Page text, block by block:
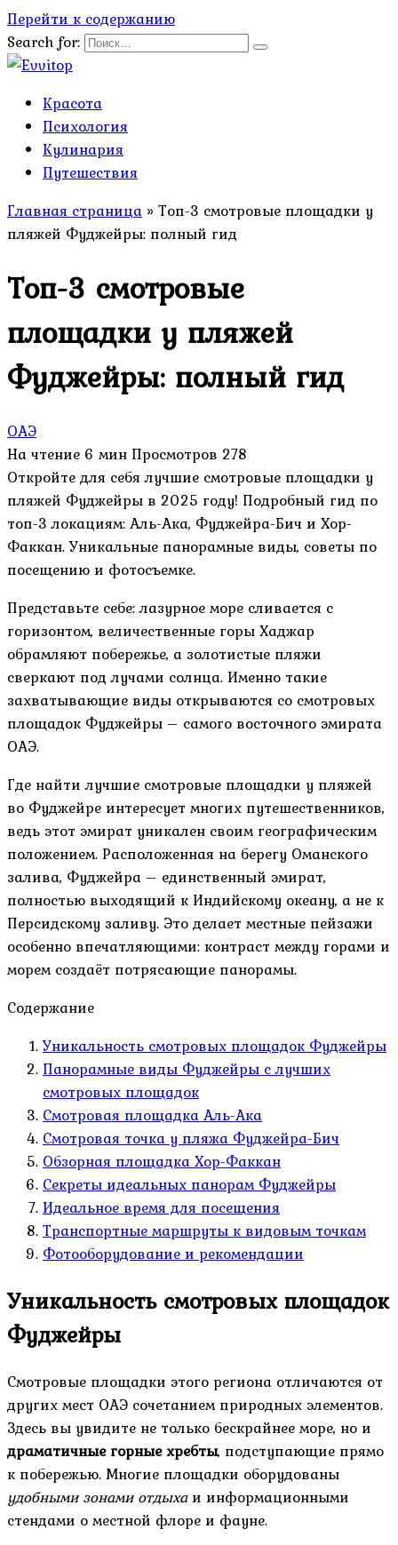
Перейти к содержанию
Search for:
Красота
Психология
Кулинария
Путешествия
Главная страница » Топ-3 смотровые площадки у
пляжей Фуджейры: полный гид
Топ-3 смотровые
площадки у пляжей
Фуджейры: полный гид
ОАЭ
На чтение 6 мин Просмотров 278
Откройте для себя лучшие смотровые площадки у
пляжей Фуджейры в 2025 году! Подробный гид по
топ-3 локациям: Аль-Ака, Фуджейра-Бич и Хор-
Факкан. Уникальные панорамные виды, советы по
посещению и фотосъемке.
Представьте себе: лазурное море сливается с
горизонтом, величественные горы Хаджар
обрамляют побережье, а золотистые пляжи
сверкают под лучами солнца. Именно такие
захватывающие виды открываются со смотровых
площадок Фуджейры – самого восточного эмирата
ОАЭ.
Где найти лучшие смотровые площадки у пляжей
во Фуджейре интересует многих путешественников,
ведь этот эмират уникален своим географическим
положением. Расположенная на берегу Оманского
залива, Фуджейра – единственный эмират,
полностью выходящий к Индийскому океану, а не к
Персидскому заливу. Это делает местные пейзажи
особенно впечатляющими: контраст между горами и
морем создаёт потрясающие панорамы.
Содержание
Уникальность смотровых площадок Фуджейры
Панорамные виды Фуджейры с лучших
смотровых площадок
Смотровая площадка Аль-Ака
Смотровая точка у пляжа Фуджейра-Бич
Обзорная площадка Хор-Факкан
Секреты идеальных панорам Фуджейры
Идеальное время для посещения
Транспортные маршруты к видовым точкам
Фотооборудование и рекомендации
Уникальность смотровых площадок
Фуджейры
Смотровые площадки этого региона отличаются от
других мест ОАЭ сочетанием природных элементов.
Здесь вы увидите не только бескрайнее море, но и
драматичные горные хребты, подступающие прямо
к побережью. Многие площадки оборудованы
удобными зонами отдыхаи информационными
стендами о местной флоре и фауне.